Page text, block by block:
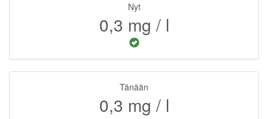
Nyt
0,3 mg / l
Tänään
0,3 mg / l